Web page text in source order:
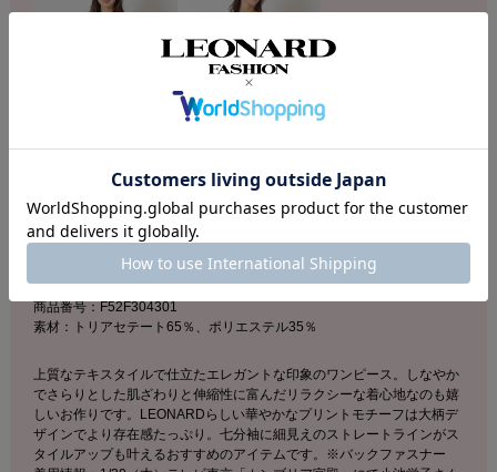
DESCRIPTION
店舗へのお問い合わせの際は下記品番をお伝え下さい。
商品番号：F52F304301
素材：トリアセテート65％、ポリエステル35％
上質なテキスタイルで仕立たエレガントな印象のワンピース。しなやか
でさらりとした肌ざわりと伸縮性に富んだリラクシーな着心地なのも嬉
しいお作りです。LEONARDらしい華やかなプリントモチーフは大柄デ
ザインでより存在感たっぷり。七分袖に細見えのストレートラインがス
タイルアップも叶えるおすすめのアイテムです。※バックファスナー